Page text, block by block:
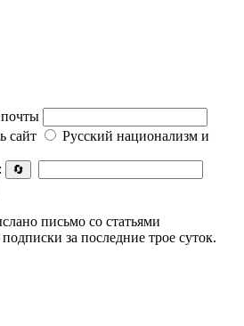
сайт
Русский национализм и
🔄
письмо со статьями
за последние трое суток.